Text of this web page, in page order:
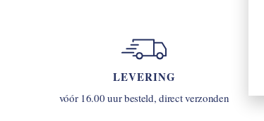
LEVERING
vóór 16.00 uur besteld, direct verzonden